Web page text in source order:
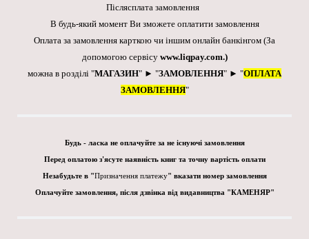
Післясплата замовлення
В будь-який момент Ви зможете оплатити замовлення
Оплата за замовлення карткою чи іншим онлайн банкінгом (За
допомогою сервісу www.liqpay.com.)
можна в розділі "МАГАЗИН" ► "ЗАМОВЛЕННЯ" ► "ОПЛАТА
ЗАМОВЛЕННЯ"
Будь - ласка не оплачуйте за не існуючі замовлення
Перед оплатою з'ясуте наявність книг та точну вартість оплати
Незабудьте в "Призначення платежу" вказати номер замовлення
Оплачуйте замовлення, після дзвінка від видавництва "КАМЕНЯР"